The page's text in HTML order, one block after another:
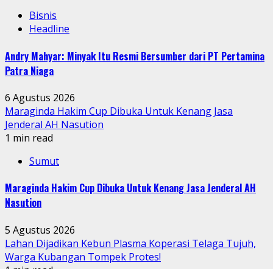
Bisnis
Headline
Andry Mahyar: Minyak Itu Resmi Bersumber dari PT Pertamina
Patra Niaga
6 Agustus 2026
Maraginda Hakim Cup Dibuka Untuk Kenang Jasa
Jenderal AH Nasution
1 min read
Sumut
Maraginda Hakim Cup Dibuka Untuk Kenang Jasa Jenderal AH
Nasution
5 Agustus 2026
Lahan Dijadikan Kebun Plasma Koperasi Telaga Tujuh,
Warga Kubangan Tompek Protes!